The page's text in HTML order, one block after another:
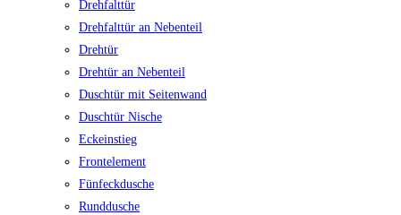
Drehfalttür
Drehfalttür an Nebenteil
Drehtür
Drehtür an Nebenteil
Duschtür mit Seitenwand
Duschtür Nische
Eckeinstieg
Frontelement
Fünfeckdusche
Runddusche